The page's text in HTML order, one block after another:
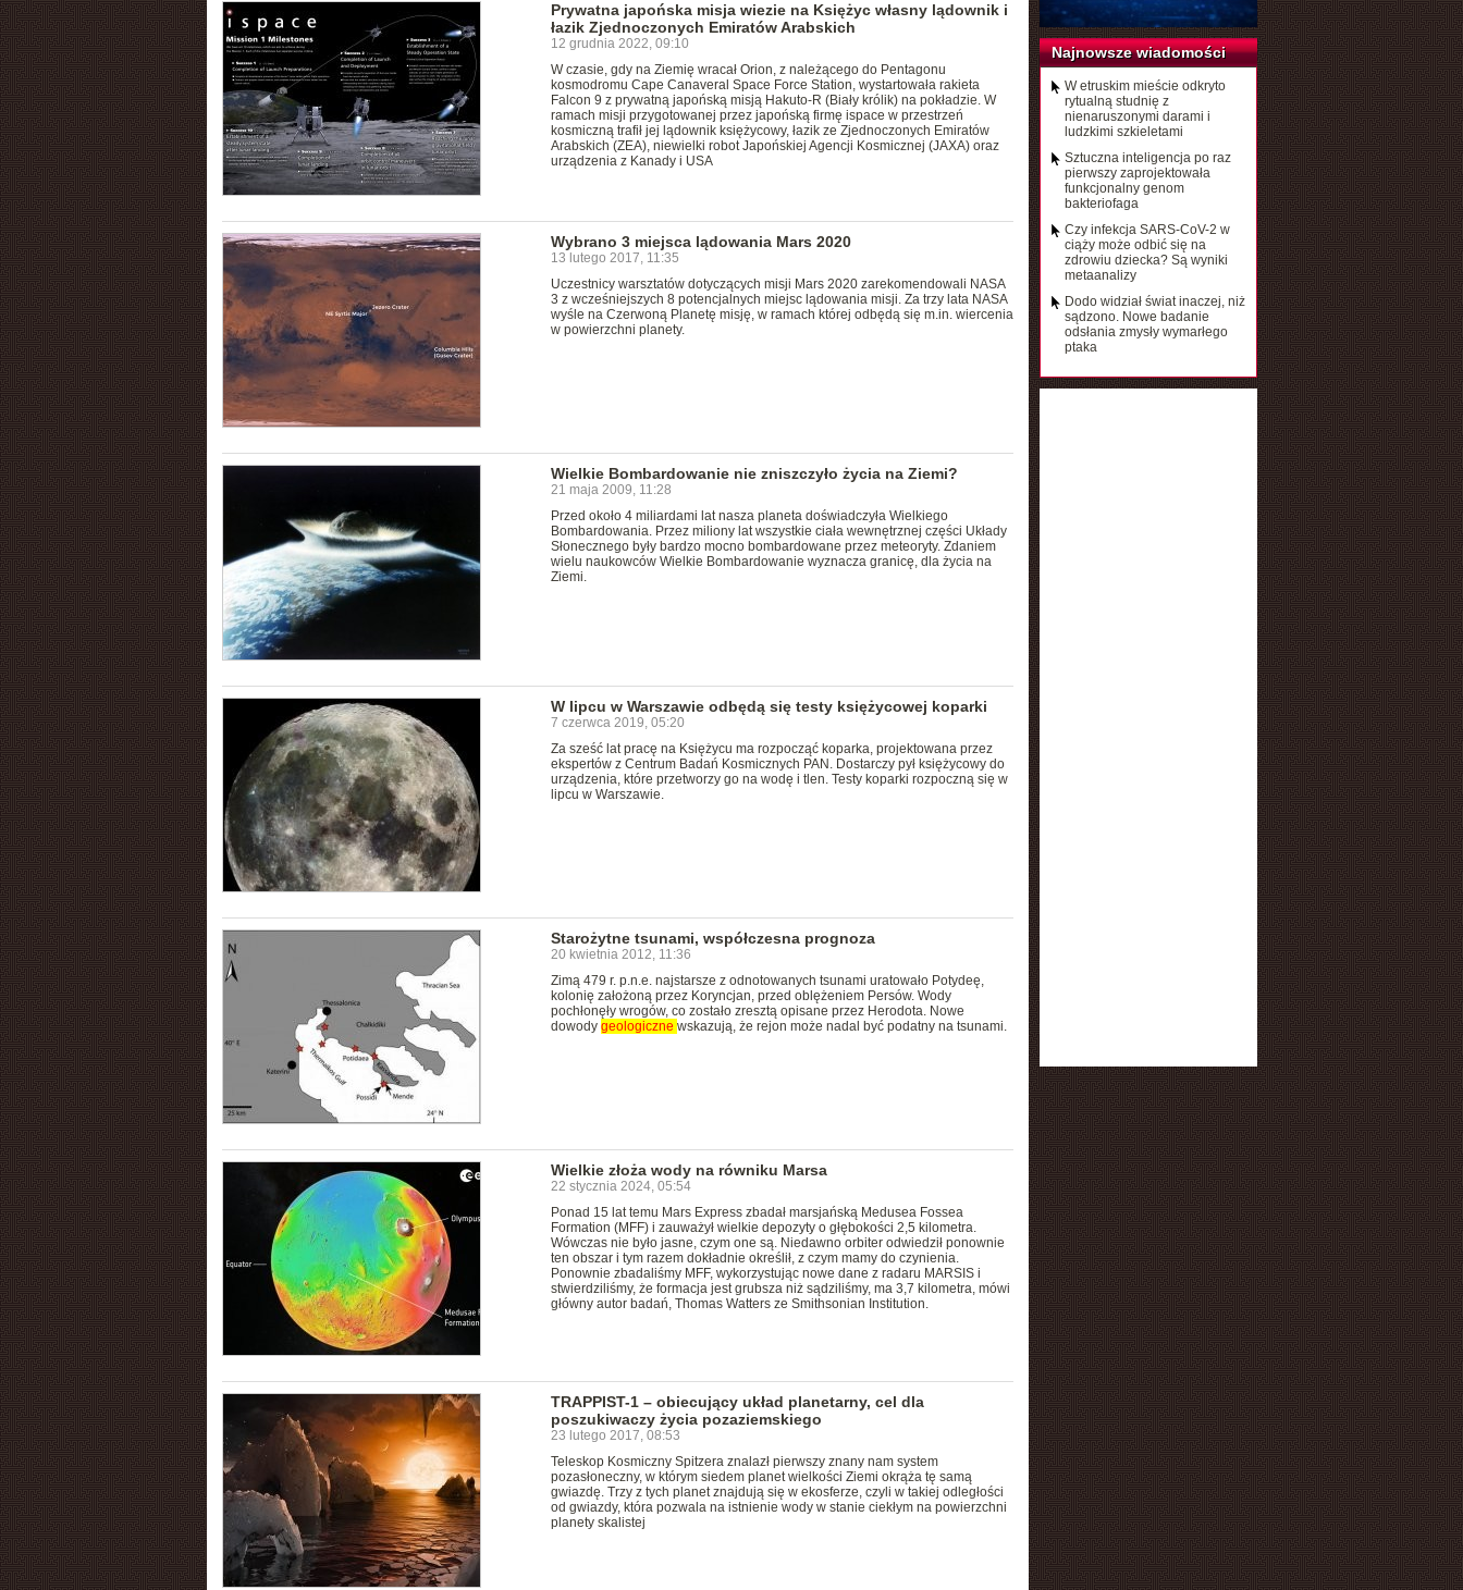
Prywatna japońska misja wiezie na Księżyc własny lądownik i
łazik Zjednoczonych Emiratów Arabskich
12 grudnia 2022, 09:10
W czasie, gdy na Ziemię wracał Orion, z należącego do Pentagonu
kosmodromu Cape Canaveral Space Force Station, wystartowała rakieta
Falcon 9 z prywatną japońską misją Hakuto-R (Biały królik) na pokładzie. W
ramach misji przygotowanej przez japońską firmę ispace w przestrzeń
kosmiczną trafił jej lądownik księżycowy, łazik ze Zjednoczonych Emiratów
Arabskich (ZEA), niewielki robot Japońskiej Agencji Kosmicznej (JAXA) oraz
urządzenia z Kanady i USA
Wybrano 3 miejsca lądowania Mars 2020
13 lutego 2017, 11:35
Uczestnicy warsztatów dotyczących misji Mars 2020 zarekomendowali NASA
3 z wcześniejszych 8 potencjalnych miejsc lądowania misji. Za trzy lata NASA
wyśle na Czerwoną Planetę misję, w ramach której odbędą się m.in. wiercenia
w powierzchni planety.
Wielkie Bombardowanie nie zniszczyło życia na Ziemi?
21 maja 2009, 11:28
Przed około 4 miliardami lat nasza planeta doświadczyła Wielkiego
Bombardowania. Przez miliony lat wszystkie ciała wewnętrznej części Układy
Słonecznego były bardzo mocno bombardowane przez meteoryty. Zdaniem
wielu naukowców Wielkie Bombardowanie wyznacza granicę, dla życia na
Ziemi.
W lipcu w Warszawie odbędą się testy księżycowej koparki
7 czerwca 2019, 05:20
Za sześć lat pracę na Księżycu ma rozpocząć koparka, projektowana przez
ekspertów z Centrum Badań Kosmicznych PAN. Dostarczy pył księżycowy do
urządzenia, które przetworzy go na wodę i tlen. Testy koparki rozpoczną się w
lipcu w Warszawie.
Starożytne tsunami, współczesna prognoza
20 kwietnia 2012, 11:36
Zimą 479 r. p.n.e. najstarsze z odnotowanych tsunami uratowało Potydeę,
kolonię założoną przez Koryncjan, przed oblężeniem Persów. Wody
pochłonęły wrogów, co zostało zresztą opisane przez Herodota. Nowe
dowody geologiczne wskazują, że rejon może nadal być podatny na tsunami.
Wielkie złoża wody na równiku Marsa
22 stycznia 2024, 05:54
Ponad 15 lat temu Mars Express zbadał marsjańską Medusea Fossea
Formation (MFF) i zauważył wielkie depozyty o głębokości 2,5 kilometra.
Wówczas nie było jasne, czym one są. Niedawno orbiter odwiedził ponownie
ten obszar i tym razem dokładnie określił, z czym mamy do czynienia.
Ponownie zbadaliśmy MFF, wykorzystując nowe dane z radaru MARSIS i
stwierdziliśmy, że formacja jest grubsza niż sądziliśmy, ma 3,7 kilometra, mówi
główny autor badań, Thomas Watters ze Smithsonian Institution.
TRAPPIST-1 – obiecujący układ planetarny, cel dla
poszukiwaczy życia pozaziemskiego
23 lutego 2017, 08:53
Teleskop Kosmiczny Spitzera znalazł pierwszy znany nam system
pozasłoneczny, w którym siedem planet wielkości Ziemi okrąża tę samą
gwiazdę. Trzy z tych planet znajdują się w ekosferze, czyli w takiej odległości
od gwiazdy, która pozwala na istnienie wody w stanie ciekłym na powierzchni
planety skalistej
Najnowsze wiadomości
W etruskim mieście odkryto
rytualną studnię z
nienaruszonymi darami i
ludzkimi szkieletami
Sztuczna inteligencja po raz
pierwszy zaprojektowała
funkcjonalny genom
bakteriofaga
Czy infekcja SARS-CoV-2 w
ciąży może odbić się na
zdrowiu dziecka? Są wyniki
metaanalizy
Dodo widział świat inaczej, niż
sądzono. Nowe badanie
odsłania zmysły wymarłego
ptaka